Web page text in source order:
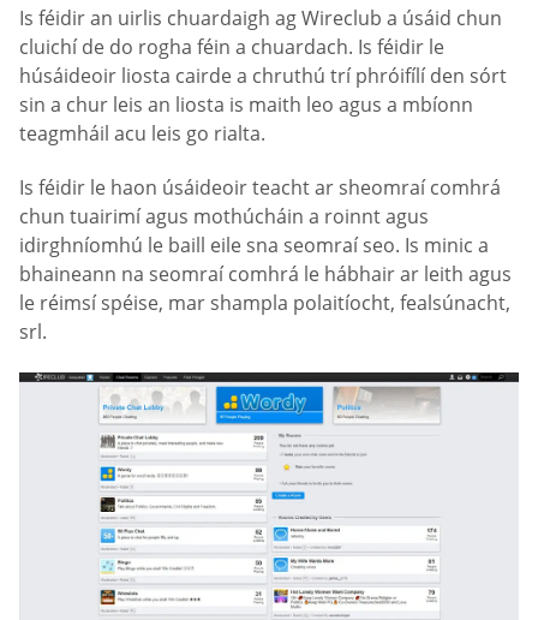
Is féidir an uirlis chuardaigh ag Wireclub a úsáid chun
cluichí de do rogha féin a chuardach. Is féidir le
húsáideoir liosta cairde a chruthú trí phróifílí den sórt
sin a chur leis an liosta is maith leo agus a mbíonn
teagmháil acu leis go rialta.
Is féidir le haon úsáideoir teacht ar sheomraí comhrá
chun tuairimí agus mothúcháin a roinnt agus
idirghníomhú le baill eile sna seomraí seo. Is minic a
bhaineann na seomraí comhrá le hábhair ar leith agus
le réimsí spéise, mar shampla polaitíocht, fealsúnacht,
srl.